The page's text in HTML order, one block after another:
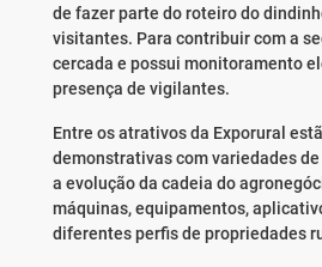
de fazer parte do roteiro do
visitantes. Para contribuir com a
cercada e possui monitoramento
presença de vigilantes.
Entre os atrativos da Exporural
demonstrativas com variedades
a evolução da cadeia do
máquinas, equipamentos,
diferentes perfis de propriedades